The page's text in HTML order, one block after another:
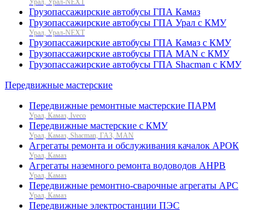
Урал, Урал-NEXT
Грузопассажирские автобусы ГПА Камаз
Грузопассажирские автобусы ГПА Урал с КМУ
Урал, Урал-NEXT
Грузопассажирские автобусы ГПА Камаз с КМУ
Грузопассажирские автобусы ГПА MAN с КМУ
Грузопассажирские автобусы ГПА Shacman с КМУ
Передвижные мастерские
Передвижные ремонтные мастерские ПАРМ
Урал, Камаз, Iveco
Передвижные мастерские с КМУ
Урал, Камаз, Shacman, ГАЗ, MAN
Агрегаты ремонта и обслуживания качалок АРОК
Урал, Камаз
Агрегаты наземного ремонта водоводов АНРВ
Урал, Камаз
Передвижные ремонтно-сварочные агрегаты АРС
Урал, Камаз
Передвижные электростанции ПЭС